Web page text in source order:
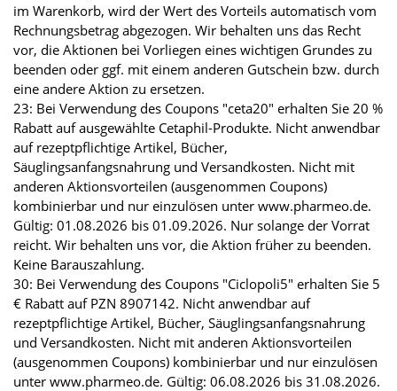
im Warenkorb, wird der Wert des Vorteils automatisch vom
Rechnungsbetrag abgezogen. Wir behalten uns das Recht
vor, die Aktionen bei Vorliegen eines wichtigen Grundes zu
beenden oder ggf. mit einem anderen Gutschein bzw. durch
eine andere Aktion zu ersetzen.
23: Bei Verwendung des Coupons "ceta20" erhalten Sie 20 %
Rabatt auf ausgewählte Cetaphil-Produkte. Nicht anwendbar
auf rezeptpflichtige Artikel, Bücher,
Säuglingsanfangsnahrung und Versandkosten. Nicht mit
anderen Aktionsvorteilen (ausgenommen Coupons)
kombinierbar und nur einzulösen unter www.pharmeo.de.
Gültig: 01.08.2026 bis 01.09.2026. Nur solange der Vorrat
reicht. Wir behalten uns vor, die Aktion früher zu beenden.
Keine Barauszahlung.
30: Bei Verwendung des Coupons "Ciclopoli5" erhalten Sie 5
€ Rabatt auf PZN 8907142. Nicht anwendbar auf
rezeptpflichtige Artikel, Bücher, Säuglingsanfangsnahrung
und Versandkosten. Nicht mit anderen Aktionsvorteilen
(ausgenommen Coupons) kombinierbar und nur einzulösen
unter www.pharmeo.de. Gültig: 06.08.2026 bis 31.08.2026.